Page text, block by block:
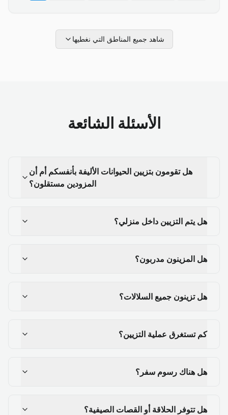
شاهد جميع المناطق التي نغطيها
الأسئلة الشائعة
هل تقومون بتزيين الحيوانات الأليفة بأنفسكم أم أن
المزودين مستقلون؟
هل يتم التزيين داخل منزلي؟
هل المزينون مدربون؟
هل تزينون جميع السلالات؟
كم تستغرق عملية التزيين؟
هل هناك رسوم سفر؟
هل تتوفر الحلاقة أو القصات الصيفية؟